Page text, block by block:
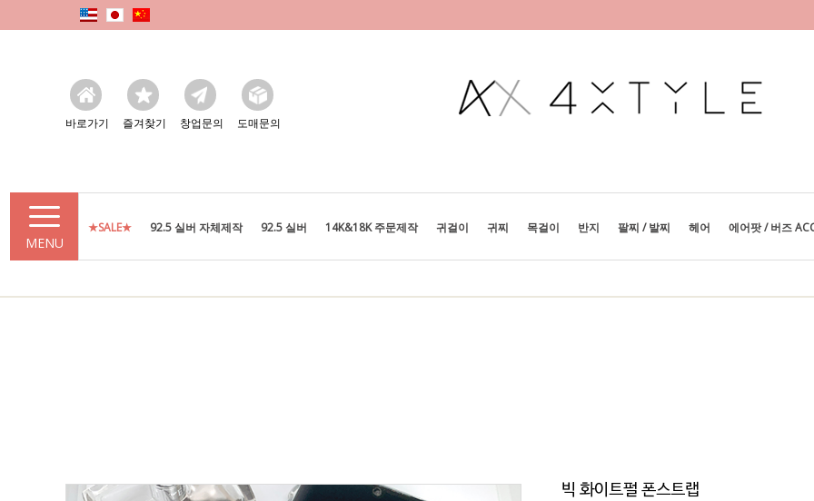
바로가기 즐겨찾기 창업문의 도매문의
MENU
★SALE★ 92.5 실버 자체제작 92.5 실버 14K&18K 주문제작 귀걸이 귀찌 목걸이 반지 팔찌 / 발찌 헤어 에어팟 / 버즈
빅 화이트펄 폰스트랩